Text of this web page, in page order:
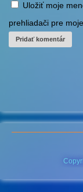
Uložiť moje
prehliadači pre